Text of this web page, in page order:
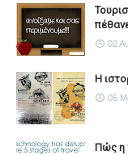
02
Η
05
Πώς η